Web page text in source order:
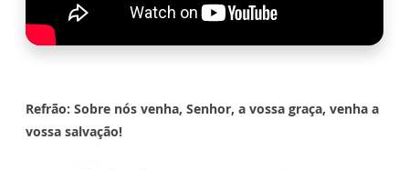
Refrão: Sobre nós venha, Senhor, a vossa graça, venha a
vossa salvação!